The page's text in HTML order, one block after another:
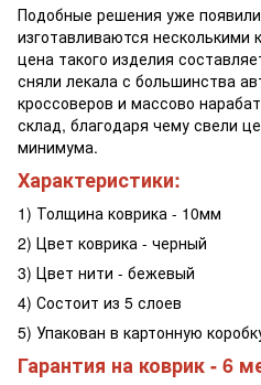
Подобные решения уже
изготавливаются несколькими
цена такого изделия
сняли лекала с большинства
кроссоверов и массово
склад, благодаря чему свели
минимума.
Характеристики:
1) Толщина коврика - 10мм
2) Цвет коврика - черный
3) Цвет нити - бежевый
4) Состоит из 5 слоев
5) Упакован в картонную
Гарантия на коврик - 6